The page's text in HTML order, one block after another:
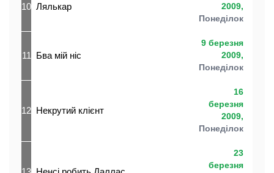
10 Лялькар
2009,
Понеділок
11 Бва мій ніс
9 березня
2009,
Понеділок
12 Некрутий клієнт
16
березня
2009,
Понеділок
23
березня